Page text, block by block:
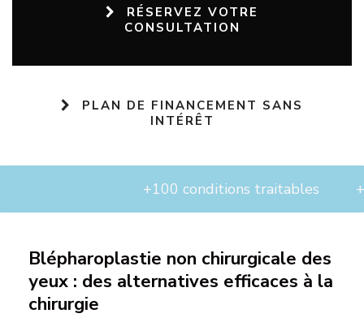
RÉSERVEZ VOTRE
CONSULTATION
PLAN DE FINANCEMENT SANS
INTÉRÊT
+100 conditions traitables +10
Blépharoplastie non chirurgicale des
yeux : des alternatives efficaces à la
chirurgie